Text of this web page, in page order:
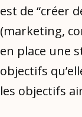
est de “créer
(marketing,
en place une
objectifs
les objectifs